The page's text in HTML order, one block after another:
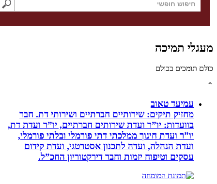
תמיכה
בכולם
עמיעד טאוב
מחזיק תיקים: שירותיים חברתיים ושירותי דת. חבר
בוועדות: יו”ר ועדת שירותים חברתיים, יו”ר ועדת דת,
יו”ר ועדת חינוך ממלכתי דתי פורמלי ובלתי פורמלי,
ועדת הנהלה, ועדה לתכנון אסטרטגי, ועדת קידום
עסקים וטיפוח יזמות וחבר דירקטוריון החכ”ל.